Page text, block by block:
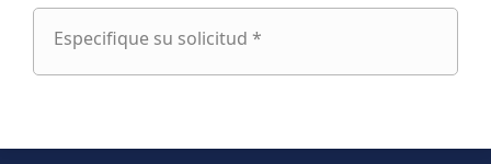
Especifique su solicitud *
Especifique